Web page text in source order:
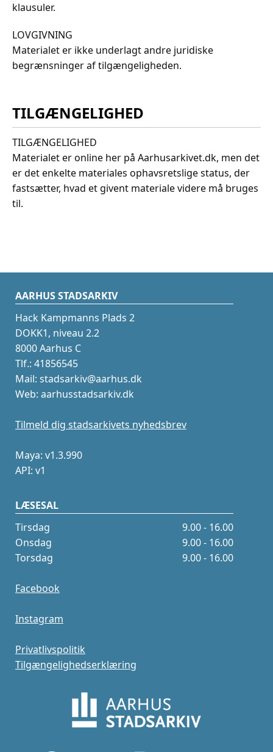
klausuler.
LOVGIVNING
Materialet er ikke underlagt andre juridiske
begrænsninger af tilgængeligheden.
TILGÆNGELIGHED
TILGÆNGELIGHED
Materialet er online her på Aarhusarkivet.dk, men det
er det enkelte materiales ophavsretslige status, der
fastsætter, hvad et givent materiale videre må bruges
til.
AARHUS STADSARKIV
Hack Kampmanns Plads 2
DOKK1, niveau 2.2
8000 Aarhus C
Tlf.: 41856545
Mail: stadsarkiv@aarhus.dk
Web: aarhusstadsarkiv.dk
Tilmeld dig stadsarkivets nyhedsbrev
Maya: v1.3.990
API: v1
LÆSESAL
Tirsdag
9.00 - 16.00
Onsdag
9.00 - 16.00
Torsdag
9.00 - 16.00
Facebook
Instagram
Privatlivspolitik
Tilgængelighedserklæring